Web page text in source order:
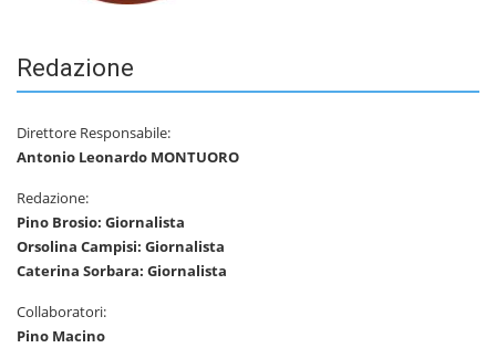
Redazione
Direttore Responsabile:
Antonio Leonardo MONTUORO
Redazione:
Pino Brosio: Giornalista
Orsolina Campisi: Giornalista
Caterina Sorbara: Giornalista
Collaboratori:
Pino Macino